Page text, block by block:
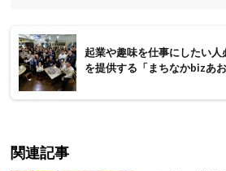
起業や趣味を仕事にしたい
を提供する「まちなかbizあお
関連記事